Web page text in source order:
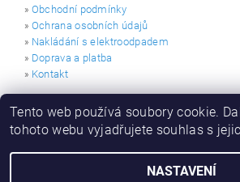
» Obchodní podmínky
» Ochrana osobních údajů
» Nakládání s elektroodpadem
» Doprava a platba
» Kontakt
HODNOCENÍ E-SHOPU
Tento web používá soubory cookie.
tohoto webu vyjadřujete souhlas s
NASTAVENÍ